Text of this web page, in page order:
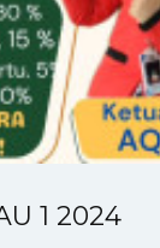
1 2024